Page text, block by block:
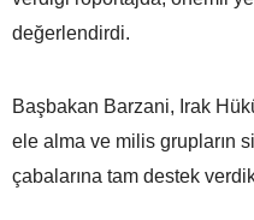
değerlendirdi.
Başbakan Barzani, Irak
ele alma ve milis grupların
çabalarına tam destek